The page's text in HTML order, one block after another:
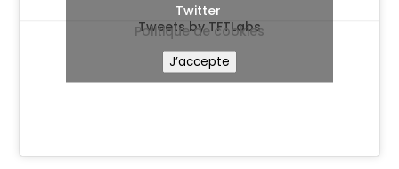
Tweets by TFTLabs
Twitter
Politique de cookies
J’accepte